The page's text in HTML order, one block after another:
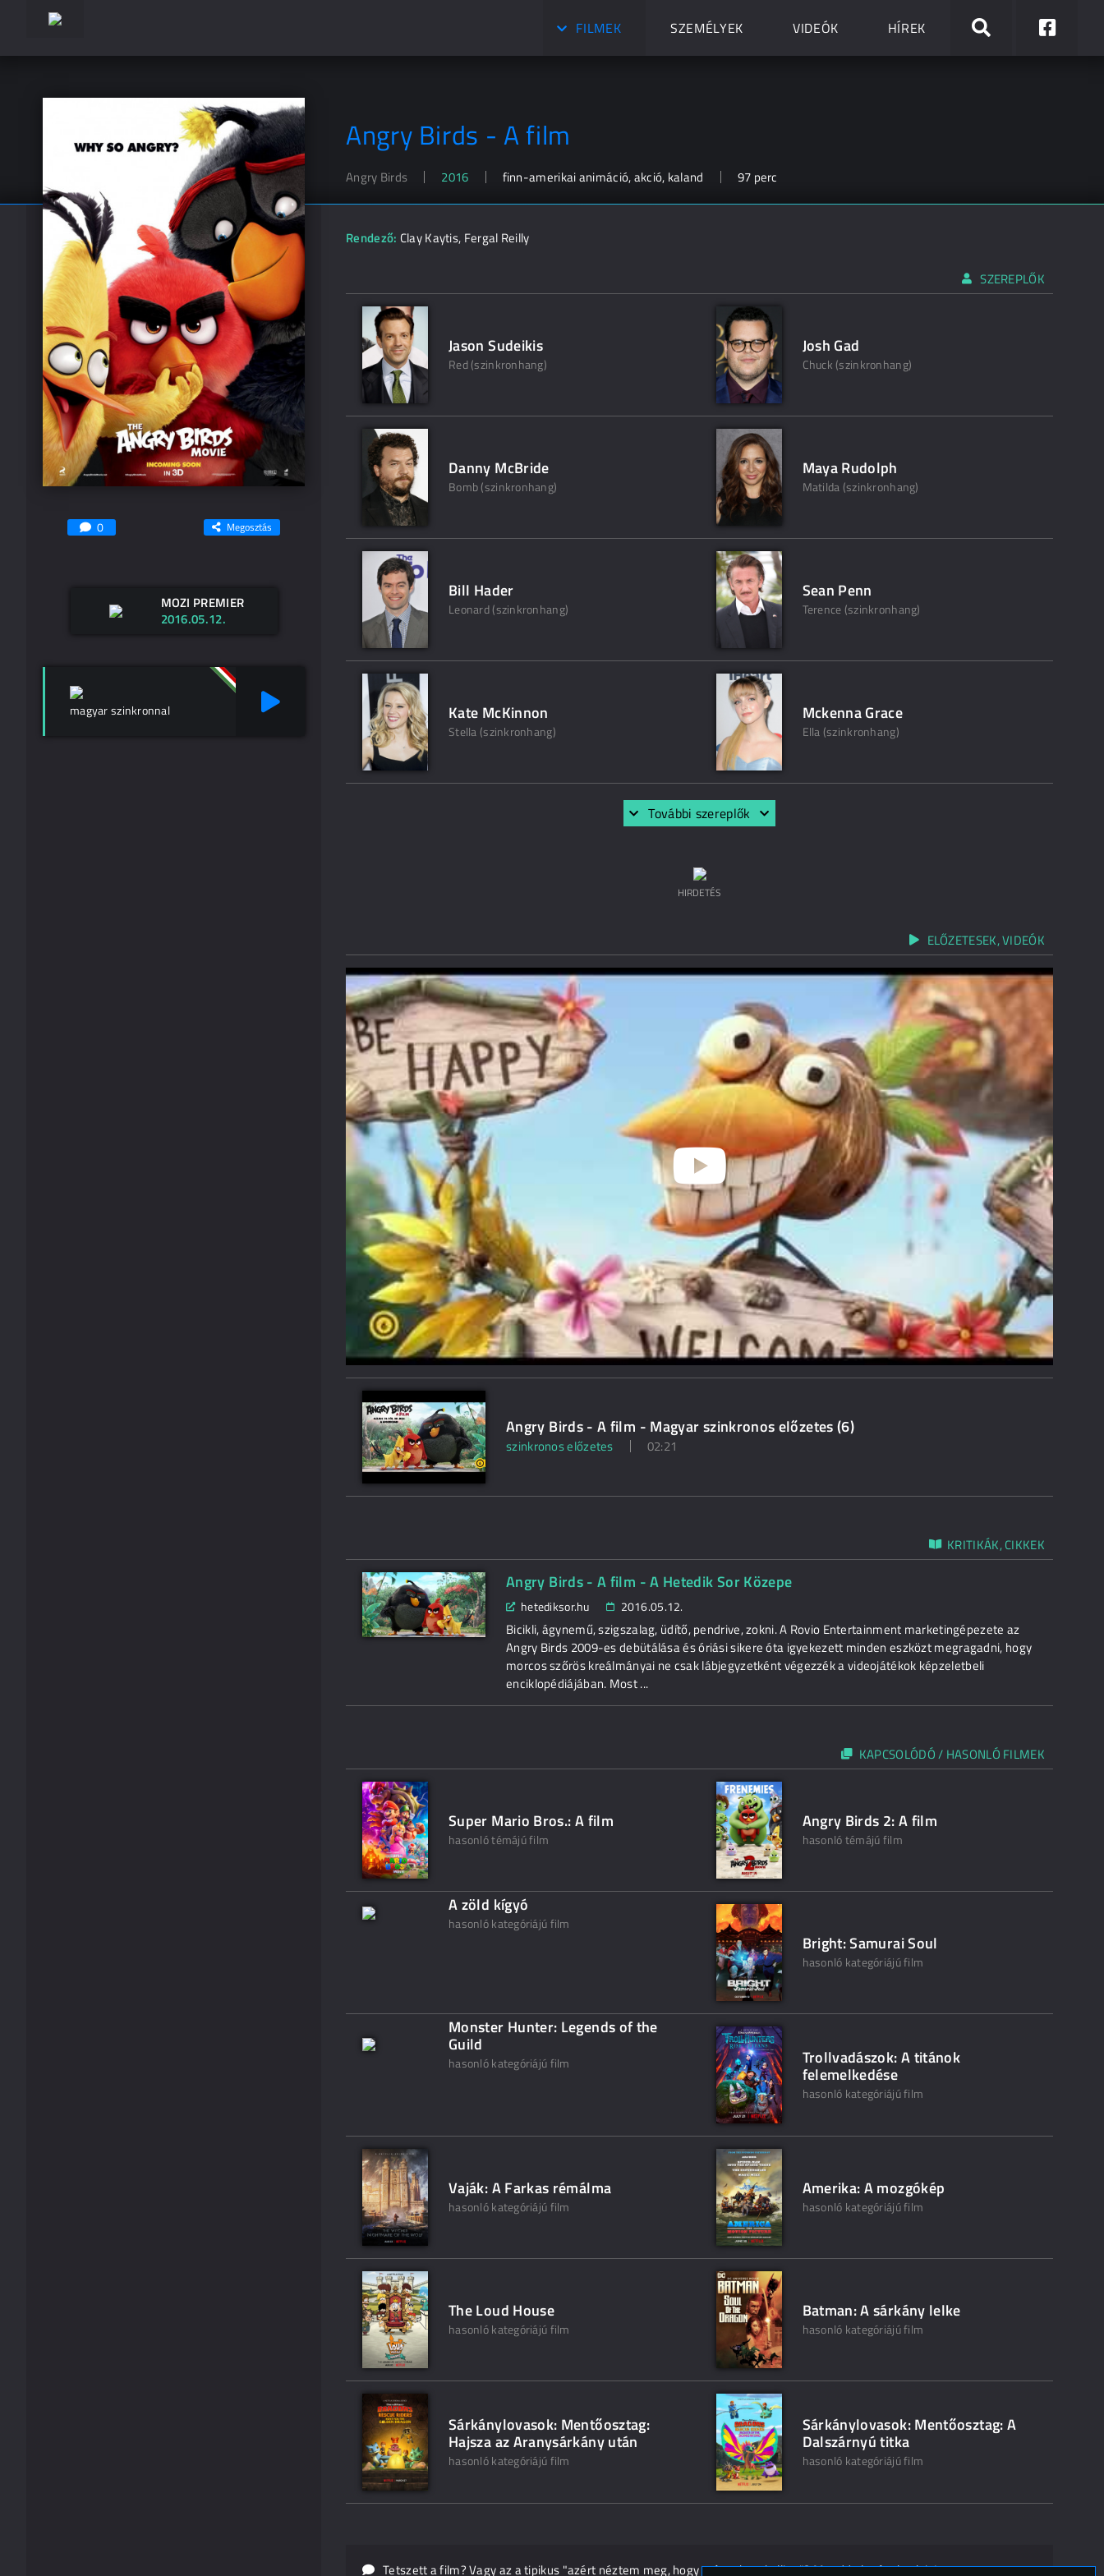
FILMEK SZEMÉLYEK VIDEÓK HÍREK
Angry Birds - A film
Angry Birds 2016 finn-amerikai animáció, akció, kaland 97 perc
0 Megosztás
MOZI PREMIER
2016.05.12.
magyar szinkronnal
Rendező: Clay Kaytis, Fergal Reilly
SZEREPLŐK
Jason Sudeikis
Red (szinkronhang)
Josh Gad
Chuck (szinkronhang)
Danny McBride
Bomb (szinkronhang)
Maya Rudolph
Matilda (szinkronhang)
Bill Hader
Leonard (szinkronhang)
Sean Penn
Terence (szinkronhang)
Kate McKinnon
Stella (szinkronhang)
Mckenna Grace
Ella (szinkronhang)
További szereplők
HIRDETÉS
ELŐZETESEK, VIDEÓK
Angry Birds - A film - Magyar szinkronos előzetes (6)
szinkronos előzetes 02:21
KRITIKÁK, CIKKEK
Angry Birds - A film - A Hetedik Sor Közepe
hetediksor.hu 2016.05.12.
Bicikli, ágynemű, szigszalag, üdítő, pendrive, zokni. A Rovio Entertainment marketingépezete az
Angry Birds 2009-es debütálása és óriási sikere óta igyekezett minden eszközt megragadni, hogy
morcos szőrös kreálmányai ne csak lábjegyzetként végezzék a videojátékok képzeletbeli
enciklopédiájában. Most ...
KAPCSOLÓDÓ / HASONLÓ FILMEK
Super Mario Bros.: A film
hasonló témájú film
Angry Birds 2: A film
hasonló témájú film
A zöld kígyó
hasonló kategóriájú film
Bright: Samurai Soul
hasonló kategóriájú film
Monster Hunter: Legends of the
Guild
hasonló kategóriájú film Trollvadászok: A titánok
felemelkedése
hasonló kategóriájú film
Vaják: A Farkas rémálma
hasonló kategóriájú film
Amerika: A mozgókép
hasonló kategóriájú film
The Loud House
hasonló kategóriájú film
Batman: A sárkány lelke
hasonló kategóriájú film
Sárkánylovasok: Mentőosztag:
Hajsza az Aranysárkány után
hasonló kategóriájú film
Sárkánylovasok: Mentőosztag: A
Dalszárnyú titka
hasonló kategóriájú film
Tetszett a film? Vagy az a tipikus "azért néztem meg, hogy másnak ne kelljen"? Mondd el másoknak is!